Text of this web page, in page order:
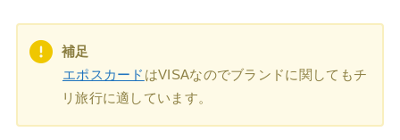
補足
エポスカード はVISAなのでブランドに関してもチ
リ旅行に適しています。